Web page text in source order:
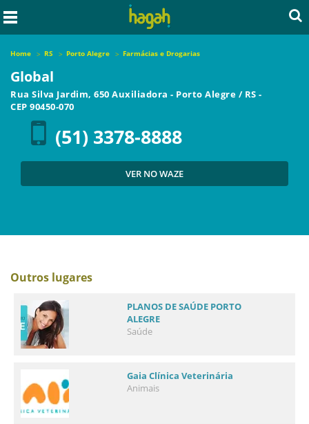
Home RS Porto Alegre Farmácias e Drogarias
Global
Rua Silva Jardim, 650 Auxiliadora - Porto Alegre / RS -
CEP 90450-070
(51) 3378-8888
VER NO WAZE
Outros lugares
PLANOS DE SAÚDE PORTO
ALEGRE
Saúde
Gaia Clínica Veterinária
Animais